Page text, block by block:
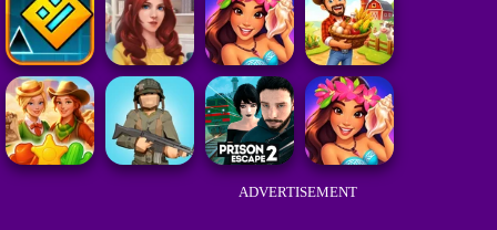
ADVERTISEMENT